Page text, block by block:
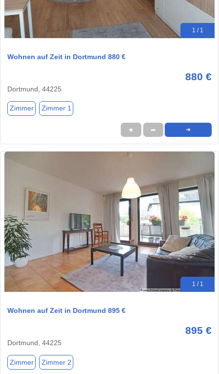
1 / 1
Wohnen auf Zeit in Dortmund 880 €
880 €
Dortmund, 44225
Zimmer Zimmer 1
★ ➦ ➜
1 / 1
Wohnen auf Zeit in Dortmund 895 €
895 €
Dortmund, 44225
Zimmer Zimmer 2